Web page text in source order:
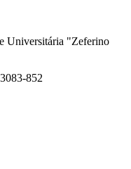
Universitária "Zeferino
852